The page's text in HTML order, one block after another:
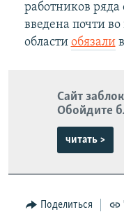
работников ряда
введена почти
области обязали
Сайт
Обойдите
читать >
Поделиться